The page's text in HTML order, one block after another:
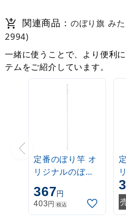
関連商品： のぼり旗 み
2994)
一緒に使うことで、より便利
テムをご紹介しています。
定番のぼり竿 オ
リジナルのぼり
ポール 1.6～3m
伸縮式 白
(30537***)
367円
403円 税込